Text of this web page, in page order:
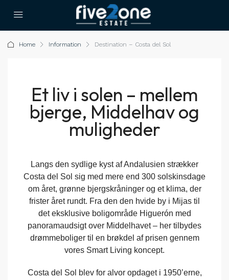
Home Information Destination – Costa del Sol
Et liv i solen – mellem
bjerge, Middelhav og
muligheder
Langs den sydlige kyst af Andalusien strækker
Costa del Sol sig med mere end 300 solskinsdage
om året, grønne bjergskråninger og et klima, der
frister året rundt. Fra den den hvide by i Mijas til
det eksklusive boligområde Higuerón med
panoramaudsigt over Middelhavet – her tilbydes
drømmeboliger til en brøkdel af prisen gennem
vores Smart Living koncept.
Costa del Sol blev for alvor opdaget i 1950’erne,